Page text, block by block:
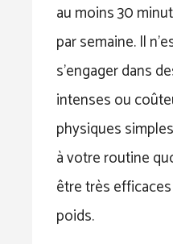
au moins 30
par semaine. Il
s’engager dans
intenses ou
physiques
à votre routine
être très
poids.